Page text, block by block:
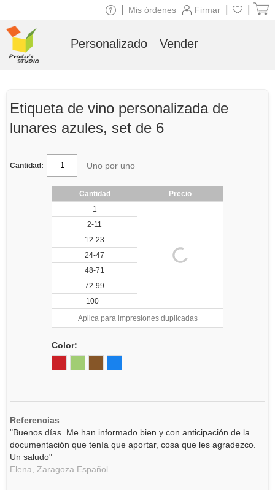
Etiqueta de vino personalizada de
lunares azules, set de 6
Cantidad: Uno por uno
Cantidad
Precio
1
2-11
12-23
24-47
48-71
72-99
100+
Aplica para impresiones duplicadas
Color:
Referencias
"Buenos días. Me han informado bien y con anticipación de la
documentación que tenía que aportar, cosa que les agradezco.
Un saludo"
Elena,
Zaragoza Español
Firmar
Mis órdenes
Personalizado Vender